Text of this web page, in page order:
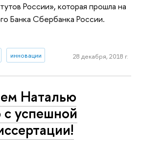
России», которая прошла на
Банка Сбербанка России.
инновации 28 декабря, 2018 г.
Наталью
успешной